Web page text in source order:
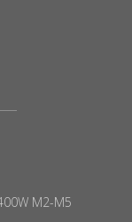
M2-M5